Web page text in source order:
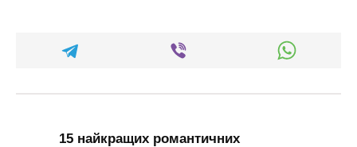
15 найкращих романтичних